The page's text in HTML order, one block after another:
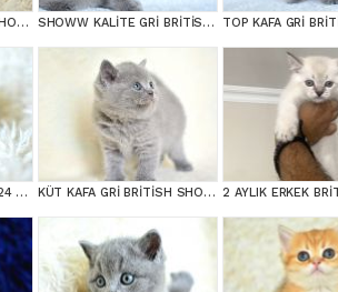
GOLDEN NY11 BRİTİSH SHORTHAİR YAVRUMUZ SHOWW KALİTE GRİ BRİTİSH SHORTHAİR YAVRUMUZ
++ KALİTEDE SİLVER NS24 BRİTİSH SHORTHAİR KÜT KAFA GRİ BRİTİSH SHORTHAİR YAVRULARIMIZ